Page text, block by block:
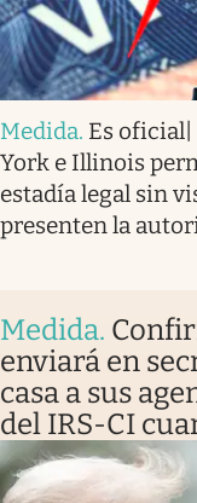
Medida. Es oficial|
York e Illinois
estadía legal sin
presenten la
Medida.
enviará en
casa a sus
del IRS-CI